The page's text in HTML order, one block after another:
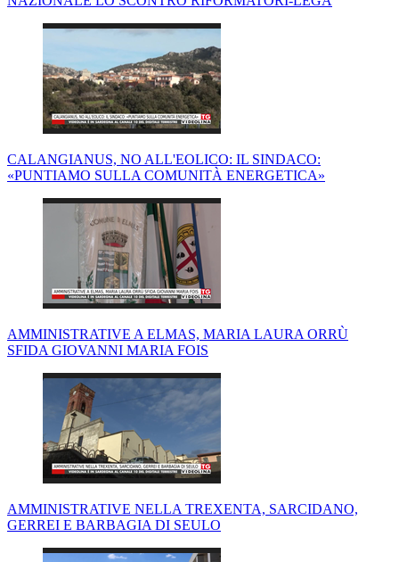
CALANGIANUS, NO ALL'EOLICO: IL SINDACO:
«PUNTIAMO SULLA COMUNITÀ ENERGETICA»
AMMINISTRATIVE A ELMAS, MARIA LAURA ORRÙ
SFIDA GIOVANNI MARIA FOIS
AMMINISTRATIVE NELLA TREXENTA, SARCIDANO,
GERREI E BARBAGIA DI SEULO